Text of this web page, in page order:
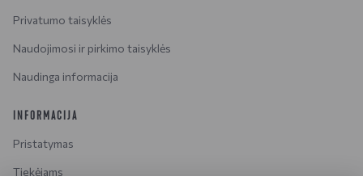
Privatumo taisyklės
Naudojimosi ir pirkimo taisyklės
Naudinga informacija
INFORMACIJA
Pristatymas
Tiekėjams